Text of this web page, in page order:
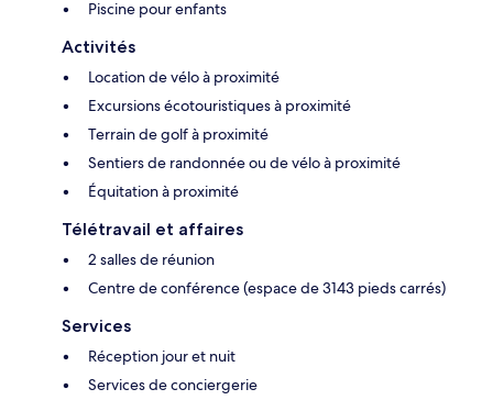
Piscine pour enfants
Activités
Location de vélo à proximité
Excursions écotouristiques à proximité
Terrain de golf à proximité
Sentiers de randonnée ou de vélo à proximité
Équitation à proximité
Télétravail et affaires
2 salles de réunion
Centre de conférence (espace de 3143 pieds carrés)
Services
Réception jour et nuit
Services de conciergerie